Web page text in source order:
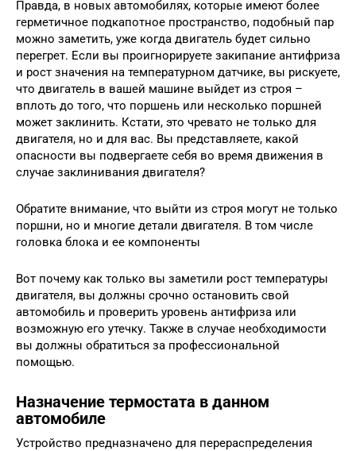
Правда, в новых автомобилях, которые имеют более
герметичное подкапотное пространство, подобный пар
можно заметить, уже когда двигатель будет сильно
перегрет. Если вы проигнорируете закипание антифриза
и рост значения на температурном датчике, вы рискуете,
что двигатель в вашей машине выйдет из строя –
вплоть до того, что поршень или несколько поршней
может заклинить. Кстати, это чревато не только для
двигателя, но и для вас. Вы представляете, какой
опасности вы подвергаете себя во время движения в
случае заклинивания двигателя?
Обратите внимание, что выйти из строя могут не только
поршни, но и многие детали двигателя. В том числе
головка блока и ее компоненты
Вот почему как только вы заметили рост температуры
двигателя, вы должны срочно остановить свой
автомобиль и проверить уровень антифриза или
возможную его утечку. Также в случае необходимости
вы должны обратиться за профессиональной
помощью.
Назначение термостата в данном
автомобиле
Устройство предназначено для перераспределения